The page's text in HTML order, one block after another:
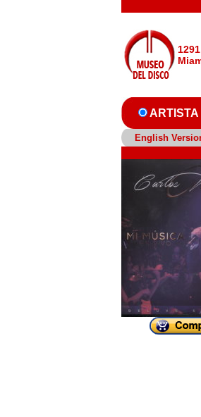
ARTISTA
English